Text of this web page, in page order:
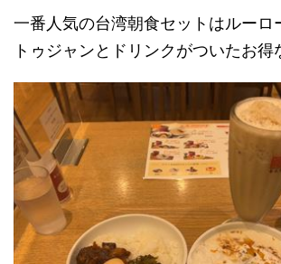
一番人気の台湾朝食セットはルーロ
トゥジャンとドリンクがついたお得